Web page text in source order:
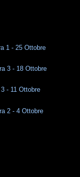
1 - 25 Ottobre
3 - 18 Ottobre
- 11 Ottobre
2 - 4 Ottobre